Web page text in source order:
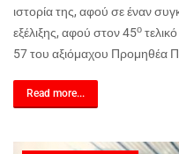
ιστορία της, αφού σε έναν
εξέλιξης, αφού στον 45ο
57 του αξιόμαχου Προμηθέα
Read more...